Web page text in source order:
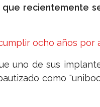
que recientemente
ocho años por
uno de sus
como